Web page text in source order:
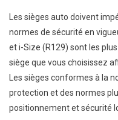
Les sièges auto doivent
normes de sécurité en
et i-Size (R129) sont les
siège que vous choisissez
Les sièges conformes à la
protection et des normes
positionnement et sécurité